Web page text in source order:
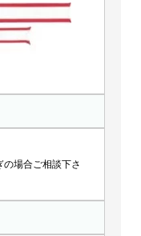
場合ご相談下さ